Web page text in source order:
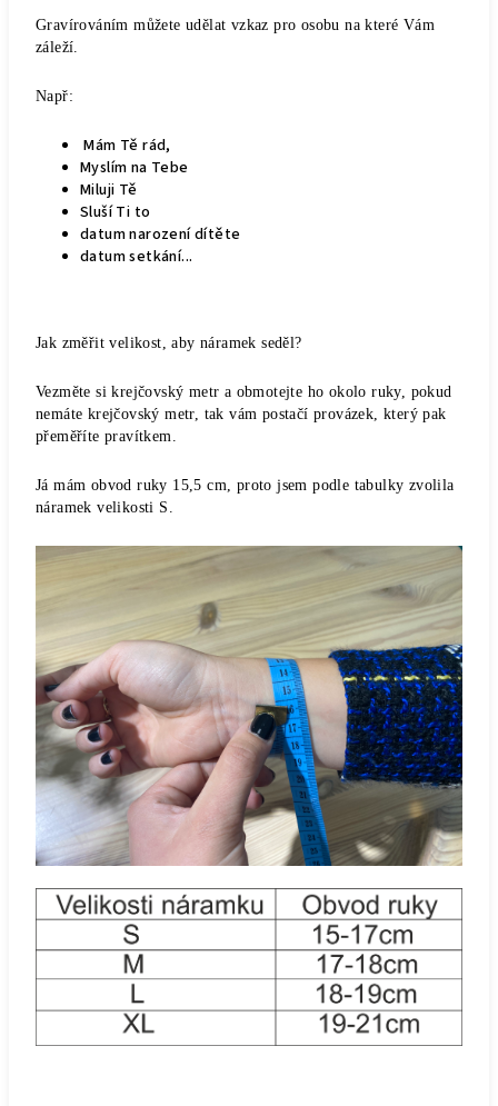
Gravírováním můžete udělat vzkaz pro osobu na které Vám
záleží.
Např:
Mám Tě rád,
Myslím na Tebe
Miluji Tě
Sluší Ti to
datum narození dítěte
datum setkání...
Jak změřit velikost, aby náramek seděl?
Vezměte si krejčovský metr a obmotejte ho okolo ruky, pokud
nemáte krejčovský metr, tak vám postačí provázek, který pak
přeměříte pravítkem.
Já mám obvod ruky 15,5 cm, proto jsem podle tabulky zvolila
náramek velikosti S.